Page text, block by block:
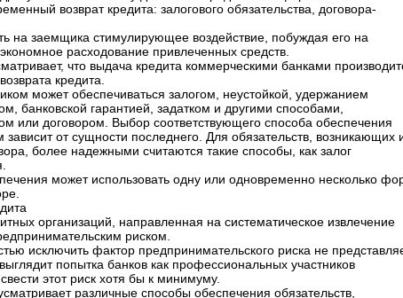
возврат кредита: залогового обязательства, договора-
на заемщика стимулирующее воздействие, побуждая его на
расходование привлеченных средств.
что выдача кредита коммерческими банками
кредита.
может обеспечиваться залогом, неустойкой, удержанием
банковской гарантией, задатком и другими способами,
или договором. Выбор соответствующего способа обеспечения
от сущности последнего. Для обязательств, возникающих
более надежными считаются такие способы, как залог
может использовать одну или одновременно несколько
организаций, направленная на систематическое извлечение
риском.
исключить фактор предпринимательского риска не
попытка банков как профессиональных участников
этот риск хотя бы к минимуму.
различные способы обеспечения обязательств,